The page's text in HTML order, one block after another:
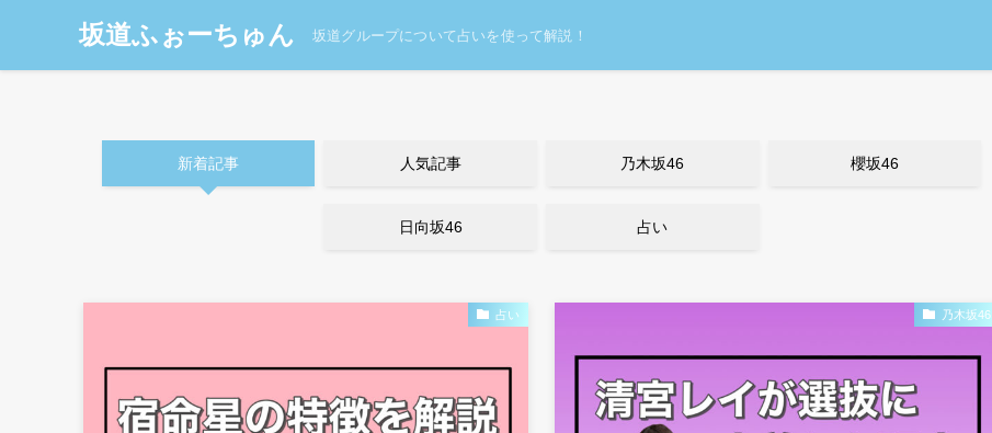
坂道ふぉーちゅん 坂道グループについて占いを使って解説！
新着記事 人気記事 乃木坂46 櫻坂46
日向坂46 占い
占い 乃木坂46